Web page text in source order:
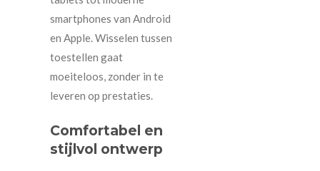
smartphones van Android
en Apple. Wisselen tussen
toestellen gaat
moeiteloos, zonder in te
leveren op prestaties.
Comfortabel en
stijlvol ontwerp